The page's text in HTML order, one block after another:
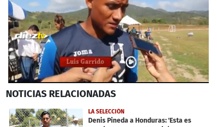
seconds
29
seconds
NOTICIAS RELACIONADAS
LA SELECCIÓN
Denis Pineda a Honduras: 'Esta es